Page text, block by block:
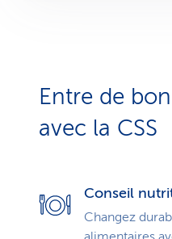
Entre de
avec la CSS
Conseil
Changez